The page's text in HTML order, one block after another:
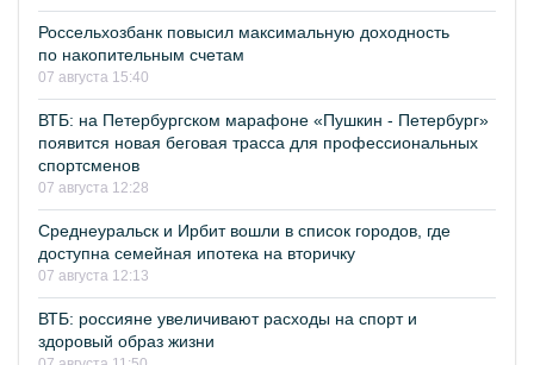
Россельхозбанк повысил максимальную доходность
по накопительным счетам
07 августа 15:40
ВТБ: на Петербургском марафоне «Пушкин - Петербург»
появится новая беговая трасса для профессиональных
спортсменов
07 августа 12:28
Среднеуральск и Ирбит вошли в список городов, где
доступна семейная ипотека на вторичку
07 августа 12:13
ВТБ: россияне увеличивают расходы на спорт и
здоровый образ жизни